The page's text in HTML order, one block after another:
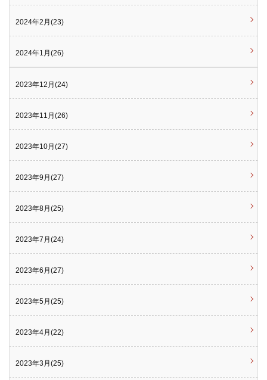
2024年2月(23)
2024年1月(26)
2023年12月(24)
2023年11月(26)
2023年10月(27)
2023年9月(27)
2023年8月(25)
2023年7月(24)
2023年6月(27)
2023年5月(25)
2023年4月(22)
2023年3月(25)